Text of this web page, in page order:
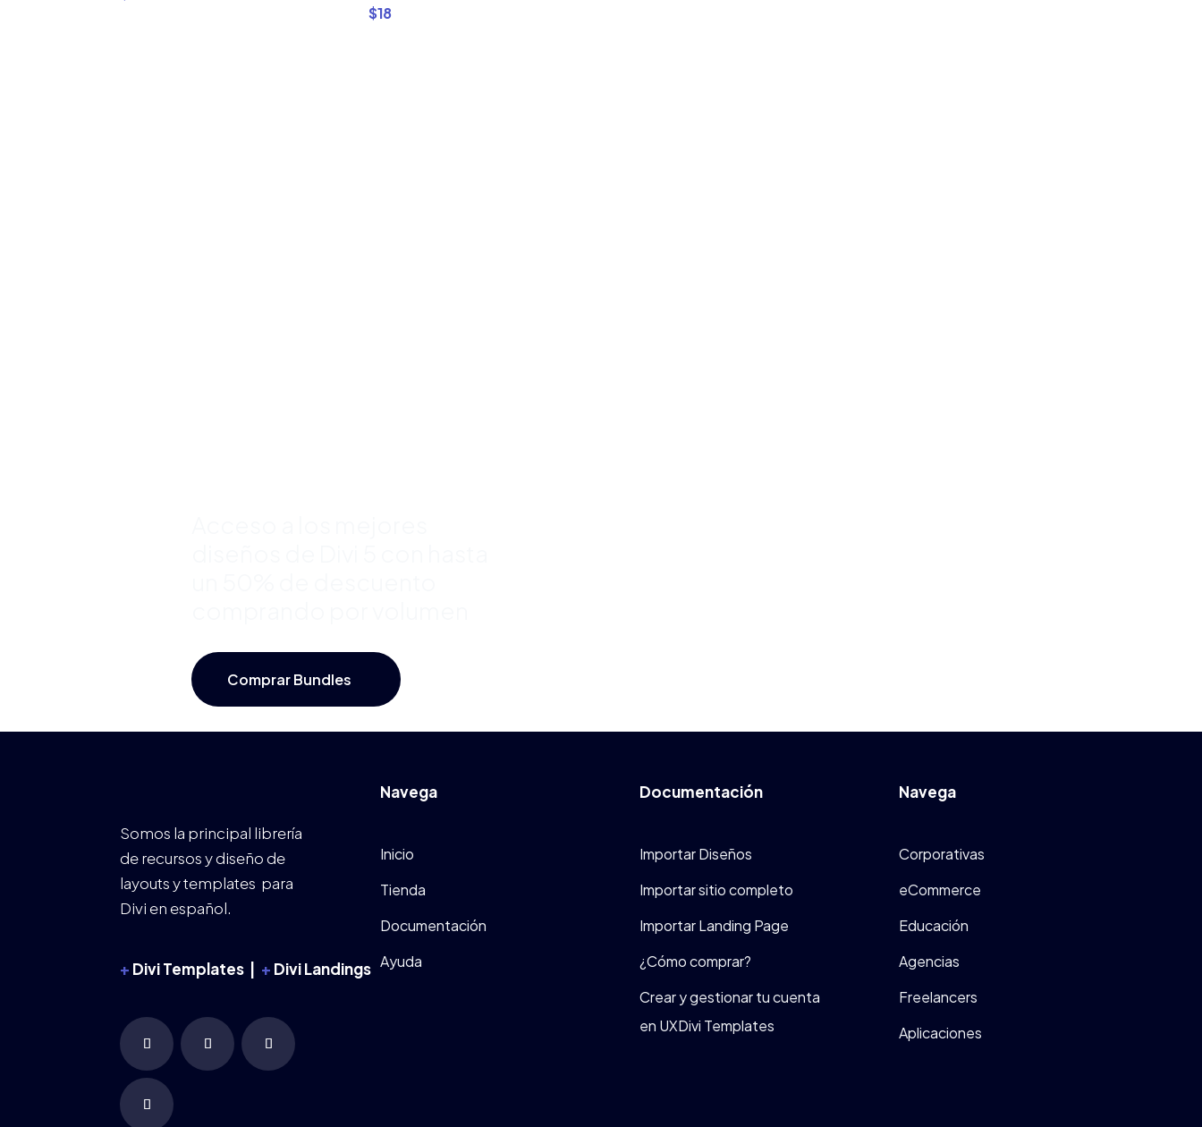
$18
Comprar Bundles
Somos la principal librería
de recursos y diseño de
layouts y templates para
Divi en español.
+ Divi Templates | + Divi Landings
Navega
Inicio
Tienda
Documentación
Ayuda
Documentación
Importar Diseños
Importar sitio completo
Importar Landing Page
¿Cómo comprar?
Crear y gestionar tu cuenta
en UXDivi Templates
Navega
Corporativas
eCommerce
Educación
Agencias
Freelancers
Aplicaciones